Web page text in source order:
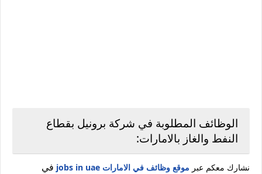
الوظائف المطلوبة في شركة برونيل بقطاع
النفط والغاز بالامارات:
نشارك معكم عبر موقع وظائف في الامارات jobs in uae
في